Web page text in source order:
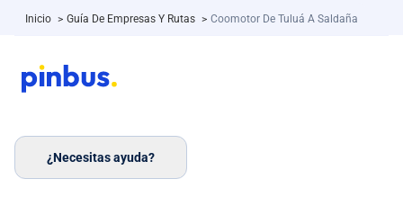
Inicio > Guía De Empresas Y Rutas > Coomotor De Tuluá A Saldaña
¿Necesitas ayuda?